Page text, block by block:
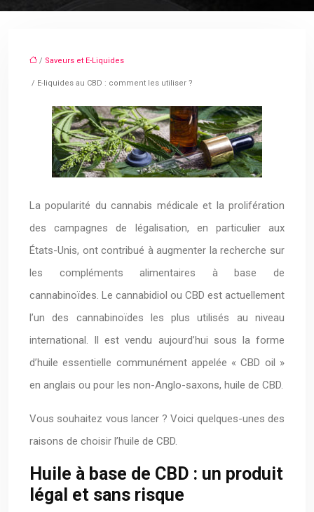
/ Saveurs et E-Liquides
/ E-liquides au CBD : comment les utiliser ?
La popularité du cannabis médicale et la prolifération
des campagnes de légalisation, en particulier aux
États-Unis, ont contribué à augmenter la recherche sur
les compléments alimentaires à base de
cannabinoïdes. Le cannabidiol ou CBD est actuellement
l’un des cannabinoïdes les plus utilisés au niveau
international. Il est vendu aujourd’hui sous la forme
d’huile essentielle communément appelée « CBD oil »
en anglais ou pour les non-Anglo-saxons, huile de CBD.
Vous souhaitez vous lancer ? Voici quelques-unes des
raisons de choisir l’huile de CBD.
Huile à base de CBD : un produit
légal et sans risque